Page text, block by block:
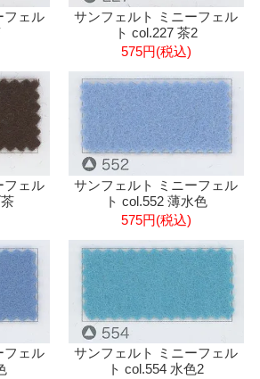
フェル
サンフェルト ミニーフェル
ト col.227 茶2
575円(税込)
フェル
サンフェルト ミニーフェル
ト col.552 薄水色
575円(税込)
フェル
サンフェルト ミニーフェル
ト col.554 水色2